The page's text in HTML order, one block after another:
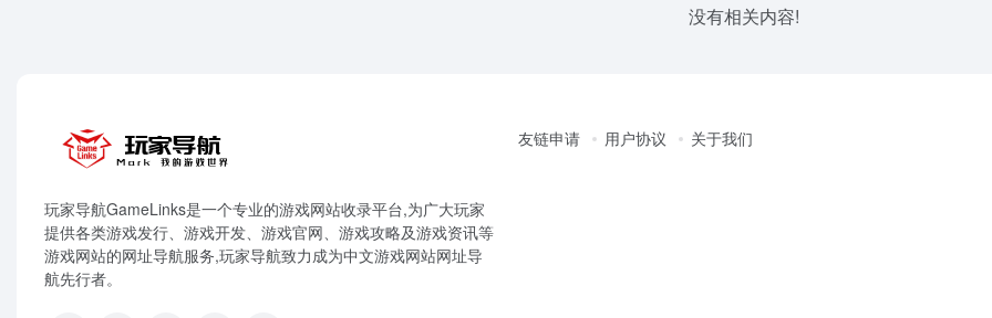
没有相关内容!
玩家导航GameLinks是一个专业的游戏网站收录平台,为广大玩家
提供各类游戏发行、游戏开发、游戏官网、游戏攻略及游戏资讯等
游戏网站的网址导航服务,玩家导航致力成为中文游戏网站网址导
航先行者。
友链申请 用户协议 关于我们